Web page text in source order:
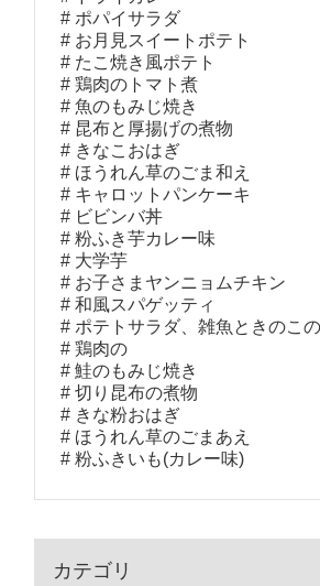
ポパイサラダ
お月見スイートポテト
たこ焼き風ポテト
鶏肉のトマト煮
魚のもみじ焼き
昆布と厚揚げの煮物
きなこおはぎ
ほうれん草のごま和え
キャロットパンケーキ
ビビンバ丼
粉ふき芋カレー味
大学芋
お子さまヤンニョムチキン
和風スパゲッティ
ポテトサラダ、雑魚ときのこ
鶏肉の
鮭のもみじ焼き
切り昆布の煮物
きな粉おはぎ
ほうれん草のごまあえ
粉ふきいも(カレー味)
カテゴリ